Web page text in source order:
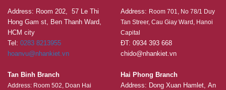
Address: Room 202, 57 Le Thi
Hong Gam st, Ben Thanh Ward,
HCM city
Tel: 0283 8213955
hoanvu@nhankiet.vn
Tan Binh Branch
Address: Room 502, Doan Hai
Address: Room 701, No 78/1 Duy
Tan Streer, Cau Giay Ward, Hanoi
Capital
ĐT: 0934 393 668
chido@nhankiet.vn
Hai Phong Branch
Address: Dong Xuan Hamlet, An